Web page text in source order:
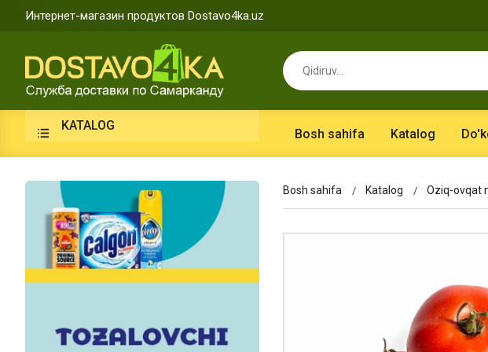
Интернет-магазин продуктов Dostavo4ka.uz
KATALOG
Bosh sahifa Katalog
Bosh sahifa Katalog Oziq-ovqat